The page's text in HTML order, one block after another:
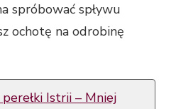
spróbować spływu
ochotę na odrobinę
Istrii – Mniej